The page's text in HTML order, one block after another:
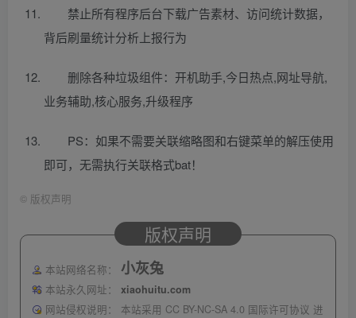
禁止所有程序后台下载广告素材、访问统计数据，
背后刷量统计分析上报行为
删除各种垃圾组件：开机助手,今日热点,网址导航,
业务辅助,核心服务,升级程序
PS：如果不需要关联缩略图和右键菜单的解压使用
即可，无需执行关联格式bat！
© 版权声明
版权声明
本站网络名称： 小灰兔
本站永久网址：
xiaohuitu.com
网站侵权说明：
本站采用 CC BY-NC-SA 4.0 国际许可协议 进